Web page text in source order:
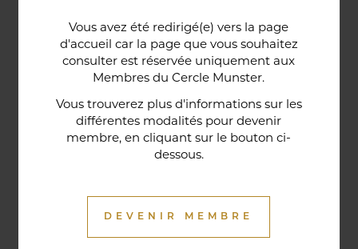
Vous avez été redirigé(e) vers la page
d'accueil car la page que vous souhaitez
consulter est réservée uniquement aux
Membres du Cercle Munster.
Vous trouverez plus d'informations sur les
différentes modalités pour devenir
membre, en cliquant sur le bouton ci-
dessous.
DEVENIR MEMBRE
historique de la maison, relie le bar au restaurant ;
cette trace du passé rappelle la tradition du bien-
être en ces lieux et de l'accueil chaleureux qui
contribuent à la réputation de l'établissement. Ce
restaurant gastronomique a été entièrement
relooké en janvier 2020. Notre chef vous propose
vous surprendre.